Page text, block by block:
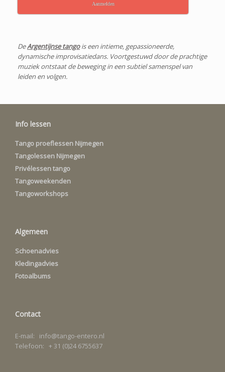
Aanmelden
DeArgentijnse tangois een intieme, gepassioneerde,
dynamische improvisatiedans. Voortgestuwd door de prachtige
muziek ontstaat de beweging in een subtiel samenspel van
leiden en volgen.
Info lessen
Tango proeflessen Nijmegen
Tangolessen Nijmegen
Privélessen tango
Tangoweekenden
Tangoworkshops
Algemeen
Schoenadvies
Kledingadvies
Fotoalbums
Contact
E-mail: info@tango-entero.nl
Telefoon: + 31 (0)24 6755637